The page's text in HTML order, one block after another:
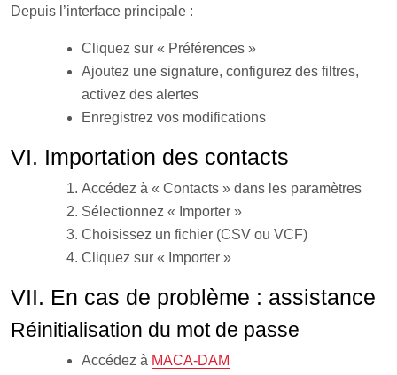
Depuis l’interface principale :
Cliquez sur « Préférences »
Ajoutez une signature, configurez des filtres,
activez des alertes
Enregistrez vos modifications
VI. Importation des contacts
Accédez à « Contacts » dans les paramètres
Sélectionnez « Importer »
Choisissez un fichier (CSV ou VCF)
Cliquez sur « Importer »
VII. En cas de problème : assistance
Réinitialisation du mot de passe
Accédez à MACA-DAM